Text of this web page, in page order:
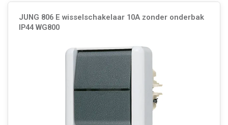
JUNG 806 E wisselschakelaar 10A zonder onderbak
IP44 WG800